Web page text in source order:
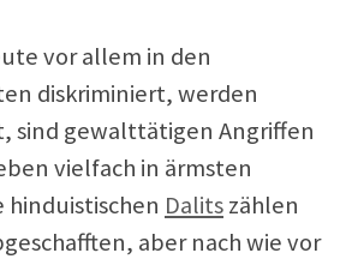
vor allem in den
diskriminiert, werden
sind gewalttätigen Angriffen
vielfach in ärmsten
hinduistischen Dalitszählen
aber nach wie vor